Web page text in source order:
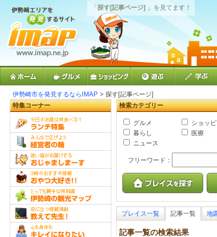
「探す[記事ページ] 」を見てます！
伊勢崎市を発見するならIMAP > 探す[記事ページ]
検索カテゴリー
グルメ
ショッ
暮らし
医療
ニュース
フリーワード：
プレイス一覧 記事一覧 地
記事一覧の検索結果
特集コーナー